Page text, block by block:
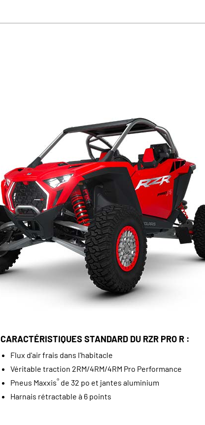
CARACTÉRISTIQUES STANDARD DU RZR PRO R :
Flux d'air frais dans l'habitacle
Véritable traction 2RM/4RM/4RM Pro Performance
Pneus Maxxis®de 32 po et jantes aluminium
Harnais rétractable à 6 points